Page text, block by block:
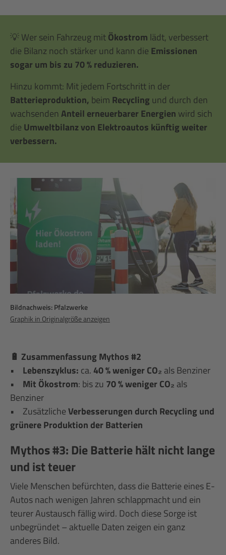
💡 Wer sein Fahrzeug mitÖkostrom lädt, verbessert
die Bilanz noch stärker und kann die Emissionen
sogar um bis zu 70 % reduzieren.
Hinzu kommt: Mit jedem Fortschritt in der
Batterieproduktion, beim Recycling und durch den
wachsendenAnteil erneuerbarer Energien wird sich
die Umweltbilanz von Elektroautos künftig weiter
verbessern.
Bildnachweis: Pfalzwerke
Graphik in Originalgröße anzeigen
🔋 Zusammenfassung Mythos #2
• Lebenszyklus: ca. 40 % weniger CO₂ als Benziner
•
Mit Ökostrom: bis zu 70 % weniger CO₂ als
Benziner
• ZusätzlicheVerbesserungen durch Recycling und
grünere Produktion der Batterien
Mythos #3: Die Batterie hält nicht lange
und ist teuer
Viele Menschen befürchten, dass die Batterie eines E-
Autos nach wenigen Jahren schlappmacht und ein
teurer Austausch fällig wird. Doch diese Sorge ist
unbegründet – aktuelle Daten zeigen ein ganz
anderes Bild.